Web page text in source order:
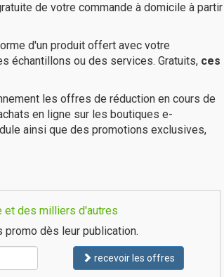
de votre commande à domicile à partir
d'un produit offert avec votre
échantillons ou des services. Gratuits, ces
les offres de réduction en cours de
en ligne sur les boutiques e-
ainsi que des promotions exclusives,
et des milliers d'autres
dès leur publication.
recevoir les offres